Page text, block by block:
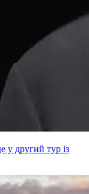
у другий тур із